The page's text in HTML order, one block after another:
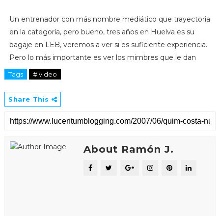
Un entrenador con más nombre mediático que trayectoria
en la categoría, pero bueno, tres años en Huelva es su
bagaje en LEB, veremos a ver si es suficiente experiencia.
Pero lo más importante es ver los mimbres que le dan
Tags # video
Share This
About Ramón J.